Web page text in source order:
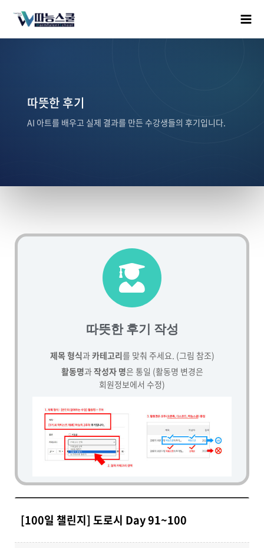
따뜻한 후기
AI 아트를 배우고 실제 결과를 만든 수강생들의 후기입니다.
따뜻한 후기 작성
제목 형식과카테고리를 맞춰 주세요. (그림 참조)
활동명과작성자 명은 통일 (활동명 변경은
회원정보에서 수정)
[100일 챌린지] 도로시 Day 91~100